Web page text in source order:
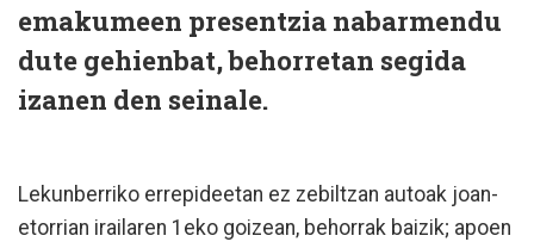
emakumeen presentzia nabarmendu
dute gehienbat, behorretan segida
izanen den seinale.
Lekunberriko errepideetan ez zebiltzan autoak joan-
etorrian irailaren 1eko goizean, behorrak baizik; apoen